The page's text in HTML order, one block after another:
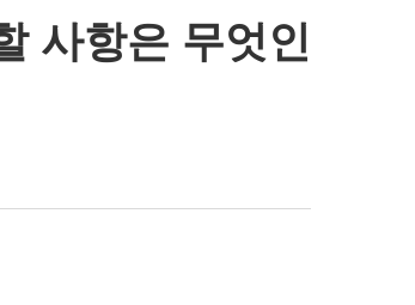
사항은 무엇인